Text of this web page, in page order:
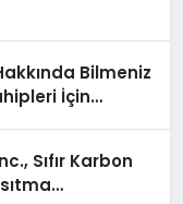
Bilmeniz
İçin
Sıfır Karbon